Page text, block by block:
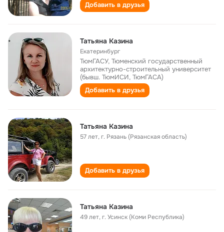
Добавить в друзья
Татьяна Казина
Екатеринбург
ТюмГАСУ, Тюменский государственный
архитектурно-строительный университет
(бывш. ТюмИСИ, ТюмГАСА)
Добавить в друзья
Татьяна Казина
57 лет,г. Рязань (Рязанская область)
Добавить в друзья
Татьяна Казина
49 лет,г. Усинск (Коми Республика)